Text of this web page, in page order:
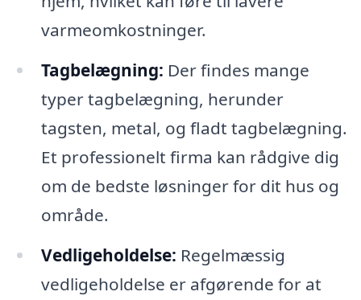
varmeomkostninger.
Tagbelægning: Der findes mange
typer tagbelægning, herunder
tagsten, metal, og fladt tagbelægning.
Et professionelt firma kan rådgive dig
om de bedste løsninger for dit hus og
område.
Vedligeholdelse: Regelmæssig
vedligeholdelse er afgørende for at